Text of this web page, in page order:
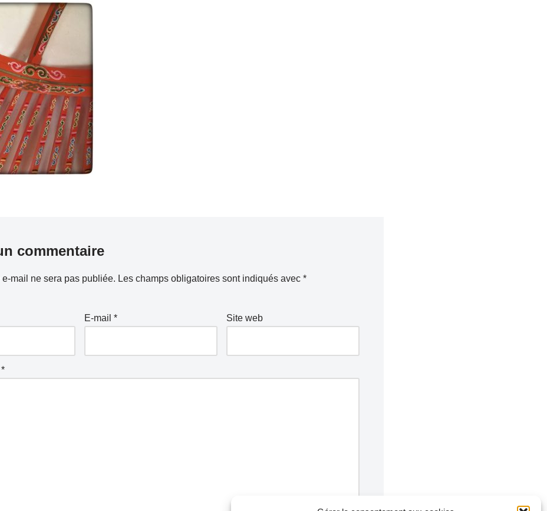
commentaire
mail ne sera pas publiée. Les champs obligatoires sont indiqués avec *
E-mail * Site web
*